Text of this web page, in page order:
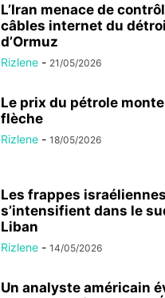
L’Iran menace de
câbles internet du
d’Ormuz
Rizlene - 21/05/2026
Le prix du pétrole
flèche
Rizlene - 18/05/2026
Les frappes israéliennes
s’intensifient dans le
Liban
Rizlene - 14/05/2026
Un analyste américain